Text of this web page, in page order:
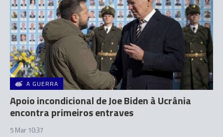
A GUERRA
Apoio incondicional de Joe Biden à Ucrânia
encontra primeiros entraves
5 Mar 10:37